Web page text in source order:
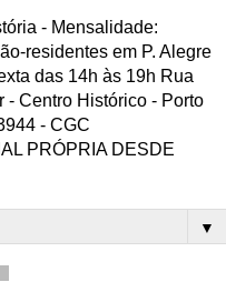
- Mensalidade:
residentes em P. Alegre
das 14h às 19h Rua
- Centro Histórico - Porto
- CGC
PRÓPRIA DESDE
▼